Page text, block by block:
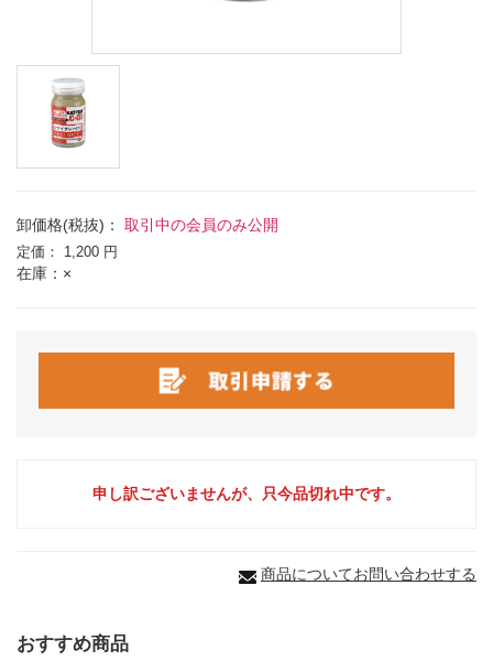
卸価格(税抜)： 取引中の会員のみ公開
定価： 1,200 円
在庫：×
申し訳ございませんが、只今品切れ中です。
商品についてお問い合わせする
おすすめ商品